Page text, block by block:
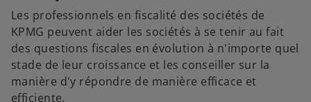
Les professionnels en fiscalité des sociétés de
KPMG peuvent aider les sociétés à se tenir au fait
des questions fiscales en évolution à n'importe quel
stade de leur croissance et les conseiller sur la
manière d'y répondre de manière efficace et
efficiente.